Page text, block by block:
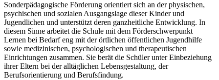
Sonderpädagogische Förderung orientiert sich an der physischen,
psychischen und sozialen Ausgangslage dieser Kinder und
Jugendlichen und unterstützt deren ganzheitliche Entwicklung. In
diesem Sinne arbeitet die Schule mit dem Förderschwerpunkt
Lernen bei Bedarf eng mit der örtlichen öffentlichen Jugendhilfe
sowie medizinischen, psychologischen und therapeutischen
Einrichtungen zusammen. Sie berät die Schüler unter Einbeziehung
ihrer Eltern bei der alltäglichen Lebensgestaltung, der
Berufsorientierung und Berufsfindung.